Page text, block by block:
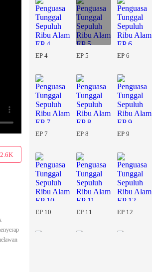
2.6K
EP 4 EP 5 EP 6
EP 7 EP 8 EP 9
EP 10 EP 11 EP 12